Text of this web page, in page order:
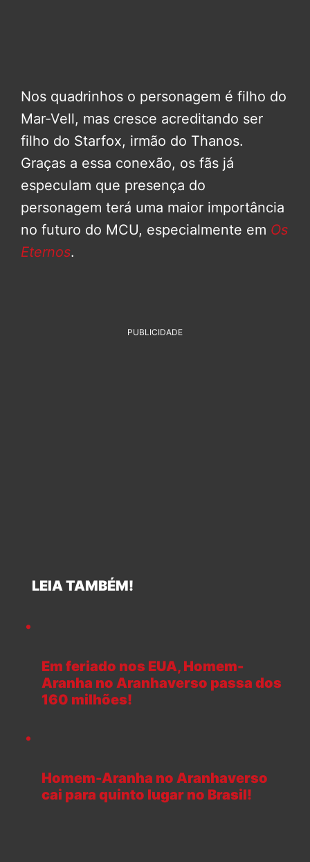
Nos quadrinhos o personagem é filho do
Mar-Vell, mas cresce acreditando ser
filho do Starfox, irmão do Thanos.
Graças a essa conexão, os fãs já
especulam que presença do
personagem terá uma maior importância
no futuro do MCU, especialmente em Os
Eternos.
PUBLICIDADE
LEIA TAMBÉM!
Em feriado nos EUA, Homem-
Aranha no Aranhaverso passa dos
160 milhões!
Homem-Aranha no Aranhaverso
cai para quinto lugar no Brasil!